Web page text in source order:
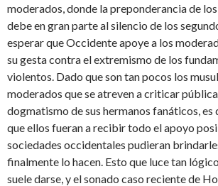
moderados, donde la preponderancia de
debe en gran parte al silencio de los
esperar que Occidente apoye a los
su gesta contra el extremismo de los
violentos. Dado que son tan pocos los
moderados que se atreven a criticar
dogmatismo de sus hermanos fanáticos, es
que ellos fueran a recibir todo el apoyo
sociedades occidentales pudieran
finalmente lo hacen. Esto que luce tan
suele darse, y el sonado caso reciente de